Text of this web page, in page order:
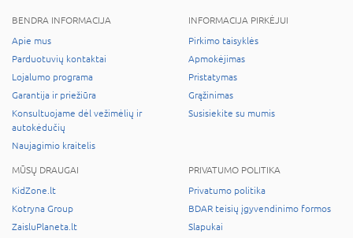
BENDRA INFORMACIJA
Apie mus
Parduotuvių kontaktai
Lojalumo programa
Garantija ir priežiūra
Konsultuojame dėl vežimėlių ir
autokėdučių
Naujagimio kraitelis
INFORMACIJA PIRKĖJUI
Pirkimo taisyklės
Apmokėjimas
Pristatymas
Grąžinimas
Susisiekite su mumis
MŪSŲ DRAUGAI
KidZone.lt
Kotryna Group
ZaisluPlaneta.lt
PRIVATUMO POLITIKA
Privatumo politika
BDAR teisių įgyvendinimo formos
Slapukai